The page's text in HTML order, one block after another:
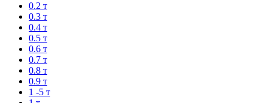
0.2 т
0.3 т
0.4 т
0.5 т
0.6 т
0.7 т
0.8 т
0.9 т
1 -5 т